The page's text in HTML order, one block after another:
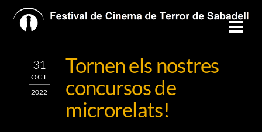
31
OCT
2022
Tornen els nostres
concursos de
microrelats!